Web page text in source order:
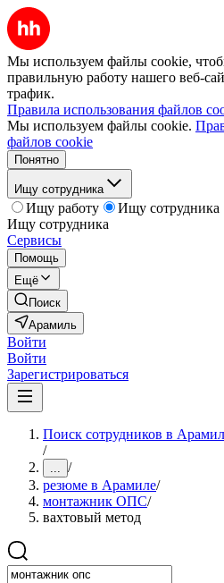
Мы используем файлы cookie,
правильную работу нашего веб-
трафик.
Правила использования файлов
Мы используем файлы cookie.
файлов cookie
Понятно
Ищу сотрудника
Ищу работу
Ищу сотрудника
Ищу сотрудника
Сервисы
Помощь
Ещё
Поиск
Арамиль
Войти
Войти
Зарегистрироваться
Поиск сотрудников в
/
... /
резюме в Арамиле/
монтажник ОПС/
вахтовый метод